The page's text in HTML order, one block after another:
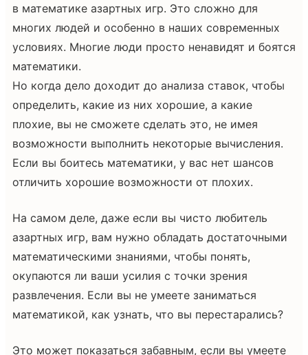
в математике азартных игр. Это сложно для
многих людей и особенно в наших современных
условиях. Многие люди просто ненавидят и боятся
математики.
Но когда дело доходит до анализа ставок, чтобы
определить, какие из них хорошие, а какие
плохие, вы не сможете сделать это, не имея
возможности выполнить некоторые вычисления.
Если вы боитесь математики, у вас нет шансов
отличить хорошие возможности от плохих.
На самом деле, даже если вы чисто любитель
азартных игр, вам нужно обладать достаточными
математическими знаниями, чтобы понять,
окупаются ли ваши усилия с точки зрения
развлечения. Если вы не умеете заниматься
математикой, как узнать, что вы перестарались?
Это может показаться забавным, если вы умеете